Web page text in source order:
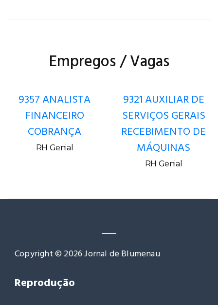
Empregos / Vagas
9357 ANALISTA
FINANCEIRO
COBRANÇA
RH Genial
9321 AUXILIAR DE
SERVIÇOS GERAIS
RECEBIMENTO DE
MÁQUINAS
RH Genial
Copyright © 2026 Jornal de Blumenau
Reprodução